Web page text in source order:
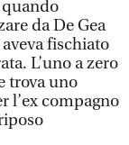
da De Gea
fischiato
L’uno a zero
trova uno
l’ex compagno